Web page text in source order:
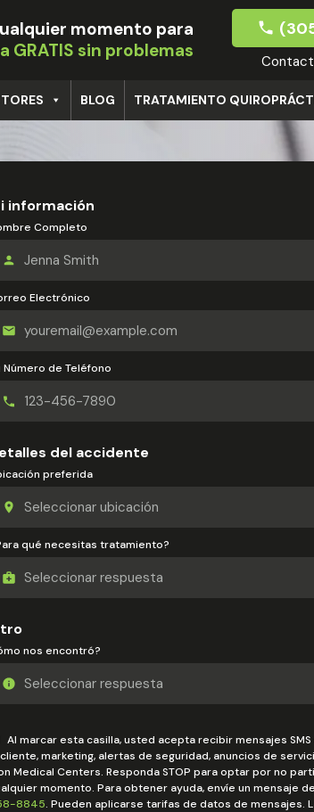
momento para
GRATIS sin problemas
BLOG TRATAMIENTO
información
Completo
Electrónico
Número de Teléfono
del accidente
preferida
qué necesitas tratamiento?
nos encontró?
Al marcar esta casilla, usted acepta recibir mensajes
marketing, alertas de seguridad, anuncios de
Medical Centers. Responda STOP para optar por no
momento. Para obtener ayuda, envíe un mensaje
8845. Pueden aplicarse tarifas de datos de mensajes.